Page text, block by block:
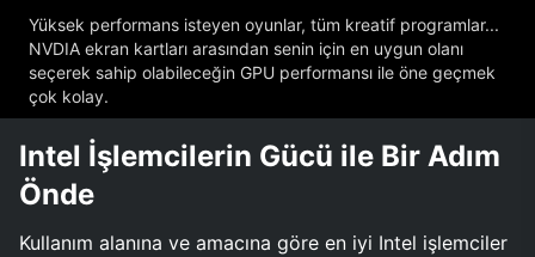
Yüksek performans isteyen oyunlar, tüm kreatif programlar...
NVDIA ekran kartları arasından senin için en uygun olanı
seçerek sahip olabileceğin GPU performansı ile öne geçmek
çok kolay.
Intel İşlemcilerin Gücü ile Bir Adım
Önde
Kullanım alanına ve amacına göre en iyi Intel işlemciler